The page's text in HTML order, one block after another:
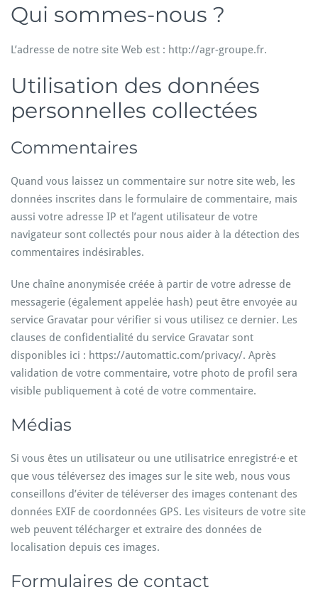
Qui sommes-nous ?
L’adresse de notre site Web est : http://agr-groupe.fr.
Utilisation des données
personnelles collectées
Commentaires
Quand vous laissez un commentaire sur notre site web, les
données inscrites dans le formulaire de commentaire, mais
aussi votre adresse IP et l’agent utilisateur de votre
navigateur sont collectés pour nous aider à la détection des
commentaires indésirables.
Une chaîne anonymisée créée à partir de votre adresse de
messagerie (également appelée hash) peut être envoyée au
service Gravatar pour vérifier si vous utilisez ce dernier. Les
clauses de confidentialité du service Gravatar sont
disponibles ici : https://automattic.com/privacy/. Après
validation de votre commentaire, votre photo de profil sera
visible publiquement à coté de votre commentaire.
Médias
Si vous êtes un utilisateur ou une utilisatrice enregistré·e et
que vous téléversez des images sur le site web, nous vous
conseillons d’éviter de téléverser des images contenant des
données EXIF de coordonnées GPS. Les visiteurs de votre site
web peuvent télécharger et extraire des données de
localisation depuis ces images.
Formulaires de contact